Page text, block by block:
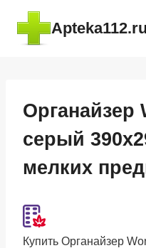
Перейти
содержимому
Apteka112.ru
Органайзер
серый
мелких
Купить Органайзер